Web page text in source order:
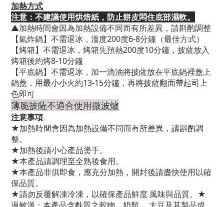
加熱方式
注意：不建議使用烘焙紙，防止餅皮悶住底部濕軟。
▲加熱時間會因為加熱設備不同而有所差異，請斟酌調整
【氣炸鍋】不需退冰，溫度200度6-8分鐘（最佳方式）
【烤箱】不需退冰，烤箱先預熱200度10分鐘，披薩放入
烤箱後約烤8-10分鐘
【平底鍋】不需退冰，加一滴油將披薩放在平底鍋裡蓋上
鍋蓋，用最小小火約13-15分鐘，再將披薩翻面帶起司上
色即可
薄脆披薩不適合使用微波爐
注意事項
★加熱時間會因為加熱設備不同而有所差異，請斟酌調
整。
★加熱後請小心產品燙手。
★本產品請調理至全熟後食用。
★本產品非供即食，應充分加熱，開封後請盡快使用以確
保品質。
★請勿反覆解凍冷凍，以確保產品鮮度 風味與品質。★